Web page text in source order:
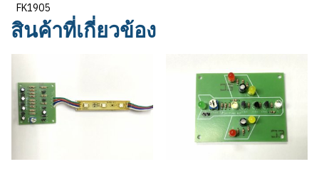
FK1905
สินค้าที่เกี่ยวข้อง